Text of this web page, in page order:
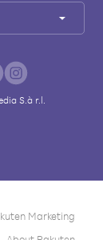
S.à r.l.
Marketing